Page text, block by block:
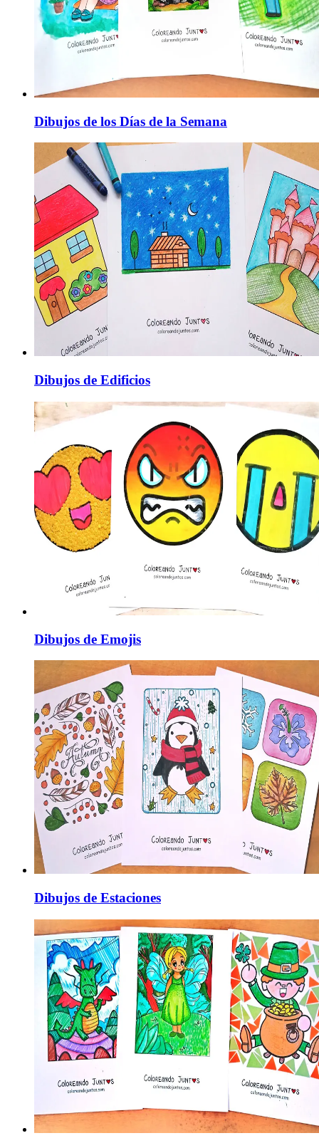
Dibujos de los Días de la Semana
Dibujos de Edificios
Dibujos de Emojis
Dibujos de Estaciones